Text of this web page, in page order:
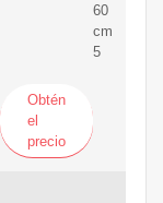
60
cm
5
Obtén
el
precio